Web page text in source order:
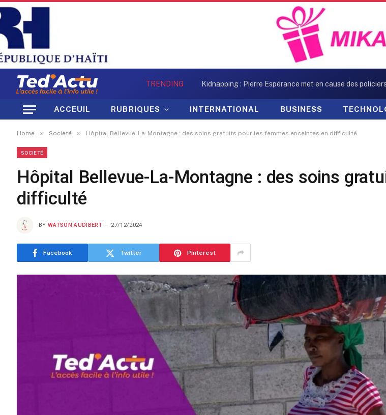
TRENDING
ACCEUIL RUBRIQUES INTERNATIONAL BUSINESS
Home » Societé » Hôpital Bellevue-La-Montagne : des soins gratuits pour les femmes enceintes en difficulté
SOCIETÉ
Hôpital Bellevue-La-Montagne : des soins
difficulté
BY WATSON AUDIBERT 27/12/2024
Facebook Twitter Pinterest